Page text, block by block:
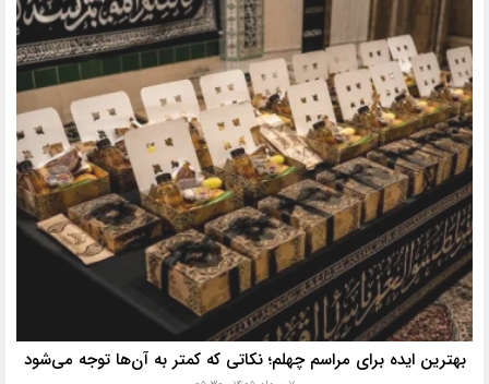
بهترین ایده برای مراسم چهلم؛ نکاتی که کمتر به آن‌ها توجه می‌شود